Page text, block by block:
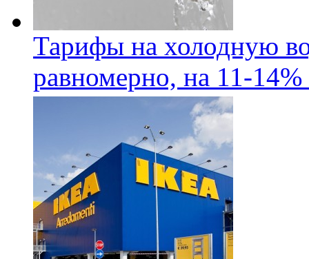
Тарифы на холодную
равномерно, на 11-14%